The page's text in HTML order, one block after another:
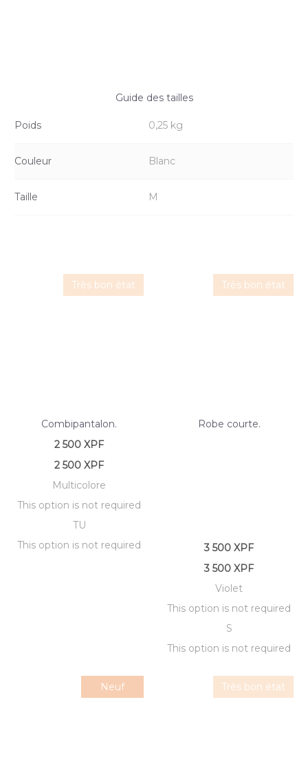
Guide des tailles
Poids 0,25 kg
Couleur Blanc
Taille M
Très bon état
Combipantalon.
2 500 XPF
2 500 XPF
Multicolore
This option is not required
TU
This option is not required
Très bon état
Robe courte.
3 500 XPF
3 500 XPF
Violet
This option is not required
S
This option is not required
Neuf Très bon état